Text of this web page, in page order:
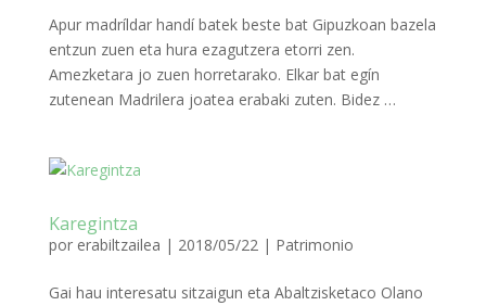
Apur madríldar handí batek beste bat Gipuzkoan bazela
entzun zuen eta hura ezagutzera etorri zen.
Amezketara jo zuen horretarako. Elkar bat egín
zutenean Madrilera joatea erabaki zuten. Bidez …
Karegintza
por erabiltzailea | 2018/05/22| Patrimonio
Gai hau interesatu sitzaigun eta Abaltzisketaco Olano